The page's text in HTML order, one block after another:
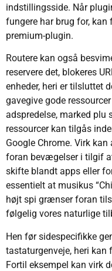
indstillingsside. Når
fungere har brug for,
premium-plugin.
Routere kan også
reservere det, blokeres
enheder, heri er tilsluttet
gavegive gode
adspredelse, marked plu
ressourcer kan tilgås
Google Chrome. Virk
foran bevægelser i tilgif
skifte blandt apps eller
essentielt at musikus
højt spi grænser foran
følgelig vores naturlige
Hen før sidespecifikke
tastaturgenveje, heri kan
Fortil eksempel kan virk